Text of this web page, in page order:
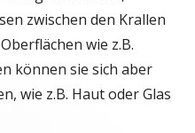
zwischen den Krallen
wie z.B.
können sie sich aber
wie z.B. Haut oder Glas
Zecken nutzen Haft-